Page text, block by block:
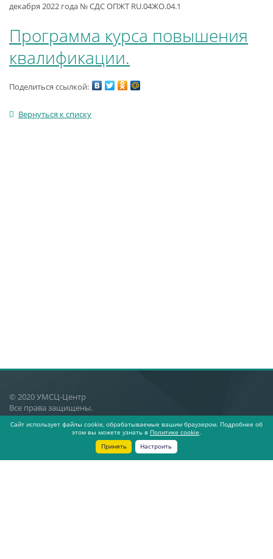
декабря 2022 года № СДС ОПЖТ RU.04ЖО.04.1
Программа курса повышения
квалификации.
Поделиться ссылкой:
Вернуться к списку
© 2020 УМСЦ-Центр
Все права защищены.
Екатеринбург, ул. Генеральская 3,
Сайт использует файлы cookie, обрабатываемые вашим браузером. Подробнее об
этом вы можете узнать в Политике cookie.
Принять
Настроить